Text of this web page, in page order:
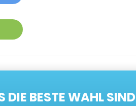
DIE BESTE WAHL SIND